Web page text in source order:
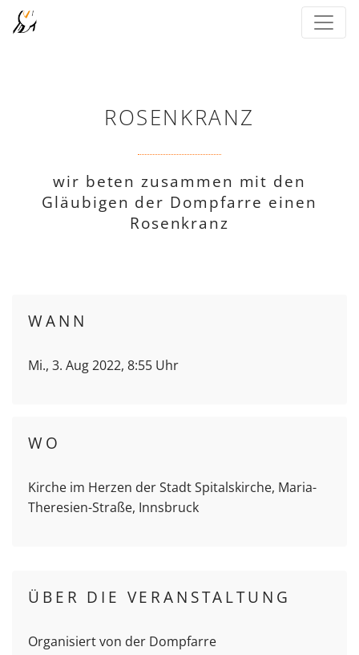
ROSENKRANZ
wir beten zusammen mit den
Gläubigen der Dompfarre einen
Rosenkranz
WANN
Mi., 3. Aug 2022, 8:55 Uhr
WO
Kirche im Herzen der Stadt Spitalskirche, Maria-
Theresien-Straße, Innsbruck
ÜBER DIE VERANSTALTUNG
Organisiert von der Dompfarre